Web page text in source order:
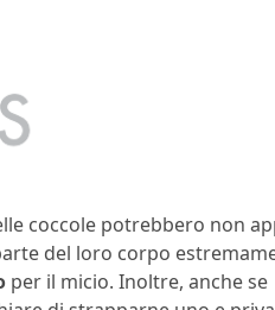
coccole potrebbero non
del loro corpo
per il micio. Inoltre, anche se